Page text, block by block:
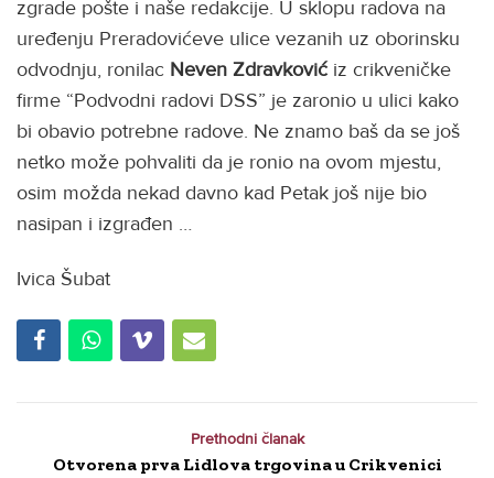
zgrade pošte i naše redakcije. U sklopu radova na
uređenju Preradovićeve ulice vezanih uz oborinsku
odvodnju, ronilac Neven Zdravkovićiz crikveničke
firme “Podvodni radovi DSS” je zaronio u ulici kako
bi obavio potrebne radove. Ne znamo baš da se još
netko može pohvaliti da je ronio na ovom mjestu,
osim možda nekad davno kad Petak još nije bio
nasipan i izgrađen …
Ivica Šubat
Prethodni članak
Otvorena prva Lidlova trgovina u Crikvenici